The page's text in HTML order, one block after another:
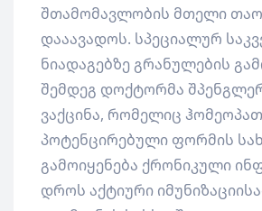
შთამომავლობის მთელი
დააავადოს. სპეციალურ
ნიადაგებზე გრანულების
შემდეგ დოქტორმა
ვაქცინა, რომელიც
პოტენცირებული ფორმის
გამოიყენება ქრონიკული
დროს აქტიური